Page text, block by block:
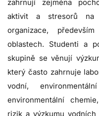
zahrnují zejména
aktivit a stresorů na
organizace,
oblastech. Studenti a
skupině se věnují
který často zahrnuje
vodní,
environmentální
rizik a výzkumu